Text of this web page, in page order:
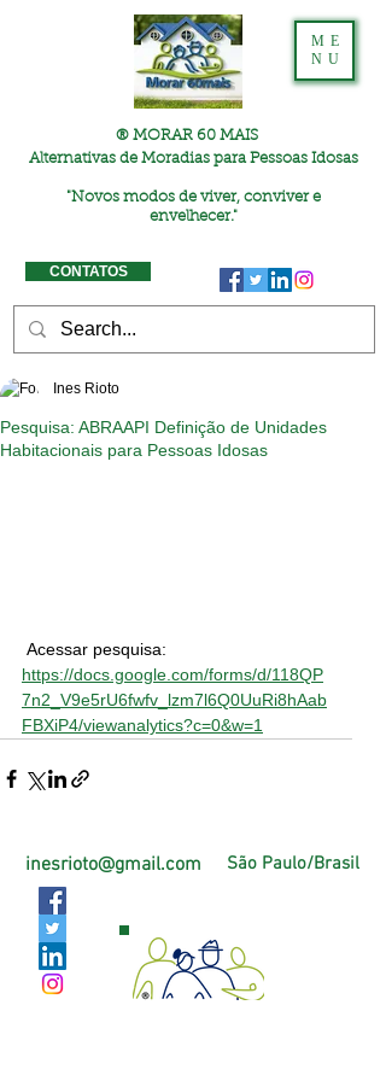
® MORAR 60 MAIS
Alternativas de Moradias para Pessoas Idosas
"Novos modos de viver, conviver e
envelhecer."
ME
NU
CONTATOS
Pesquisa: ABRAAPI Definição de Unidades
Habitacionais para Pessoas Idosas
Ines Rioto
Acessar pesquisa:
https://docs.google.com/forms/d/118QP
7n2_V9e5rU6fwfv_lzm7l6Q0UuRi8hAab
FBXiP4/viewanalytics?c=0&w=1
São Paulo/Brasil
inesrioto@gmail.com